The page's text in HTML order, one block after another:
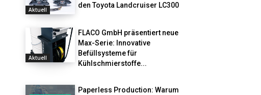
Aktuell
den Toyota Landcruiser LC300
Aktuell
FLACO GmbH präsentiert neue
Max-Serie: Innovative
Befüllsysteme für
Kühlschmierstoffe...
Paperless Production: Warum